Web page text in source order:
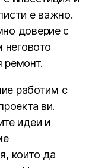
е важно.
доверие с
неговото
ремонт.
работим с
ви.
идеи и
които да